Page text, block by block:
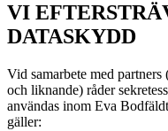
VI
DATASKYDD
Vid samarbete med
och liknande) råder
användas inom Eva
gäller: